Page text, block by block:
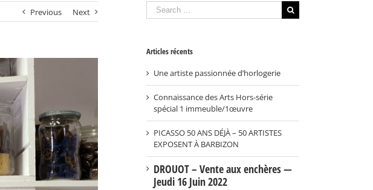
Previous Next
Search
for:
Articles récents
Une artiste passionnée d’horlogerie
Connaissance des Arts Hors-série
spécial 1 immeuble/1œuvre
PICASSO 50 ANS DÉJÀ – 50 ARTISTES
EXPOSENT À BARBIZON
DROUOT – Vente aux enchères —
Jeudi 16 Juin 2022